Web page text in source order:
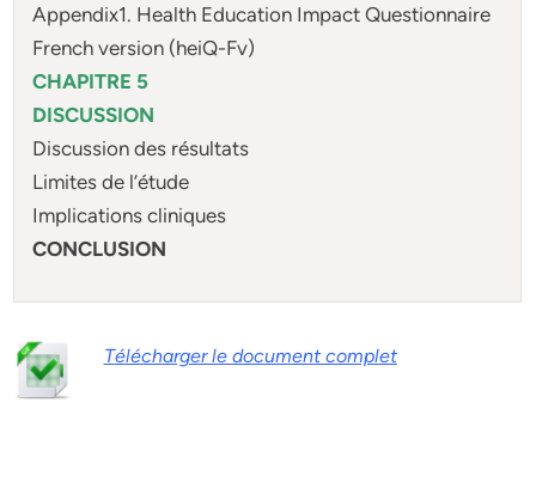
Appendix1. Health Education Impact Questionnaire
French version (heiQ-Fv)
CHAPITRE 5
DISCUSSION
Discussion des résultats
Limites de l’étude
Implications cliniques
CONCLUSION
Télécharger le document complet